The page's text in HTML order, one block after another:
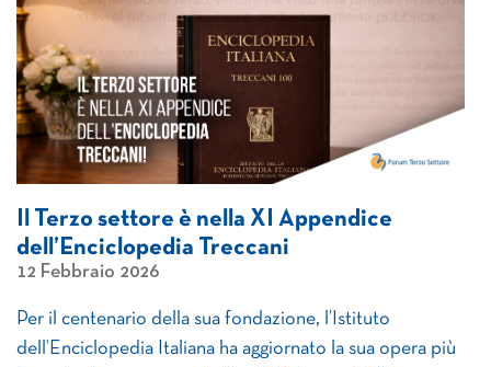
Il Terzo settore è nella XI Appendice
dell’Enciclopedia Treccani
12 Febbraio 2026
Per il centenario della sua fondazione, l’Istituto
dell’Enciclopedia Italiana ha aggiornato la sua opera più